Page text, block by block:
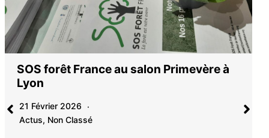
SOS forêt France au salon Primevère à
Lyon
21 Février 2026
Actus, Non Classé